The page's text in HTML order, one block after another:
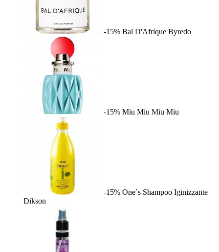
-15% Bal D'Afrique Byredo
-15% Miu Miu Miu Miu
-15% One`s Shampoo Iginizzante
Dikson